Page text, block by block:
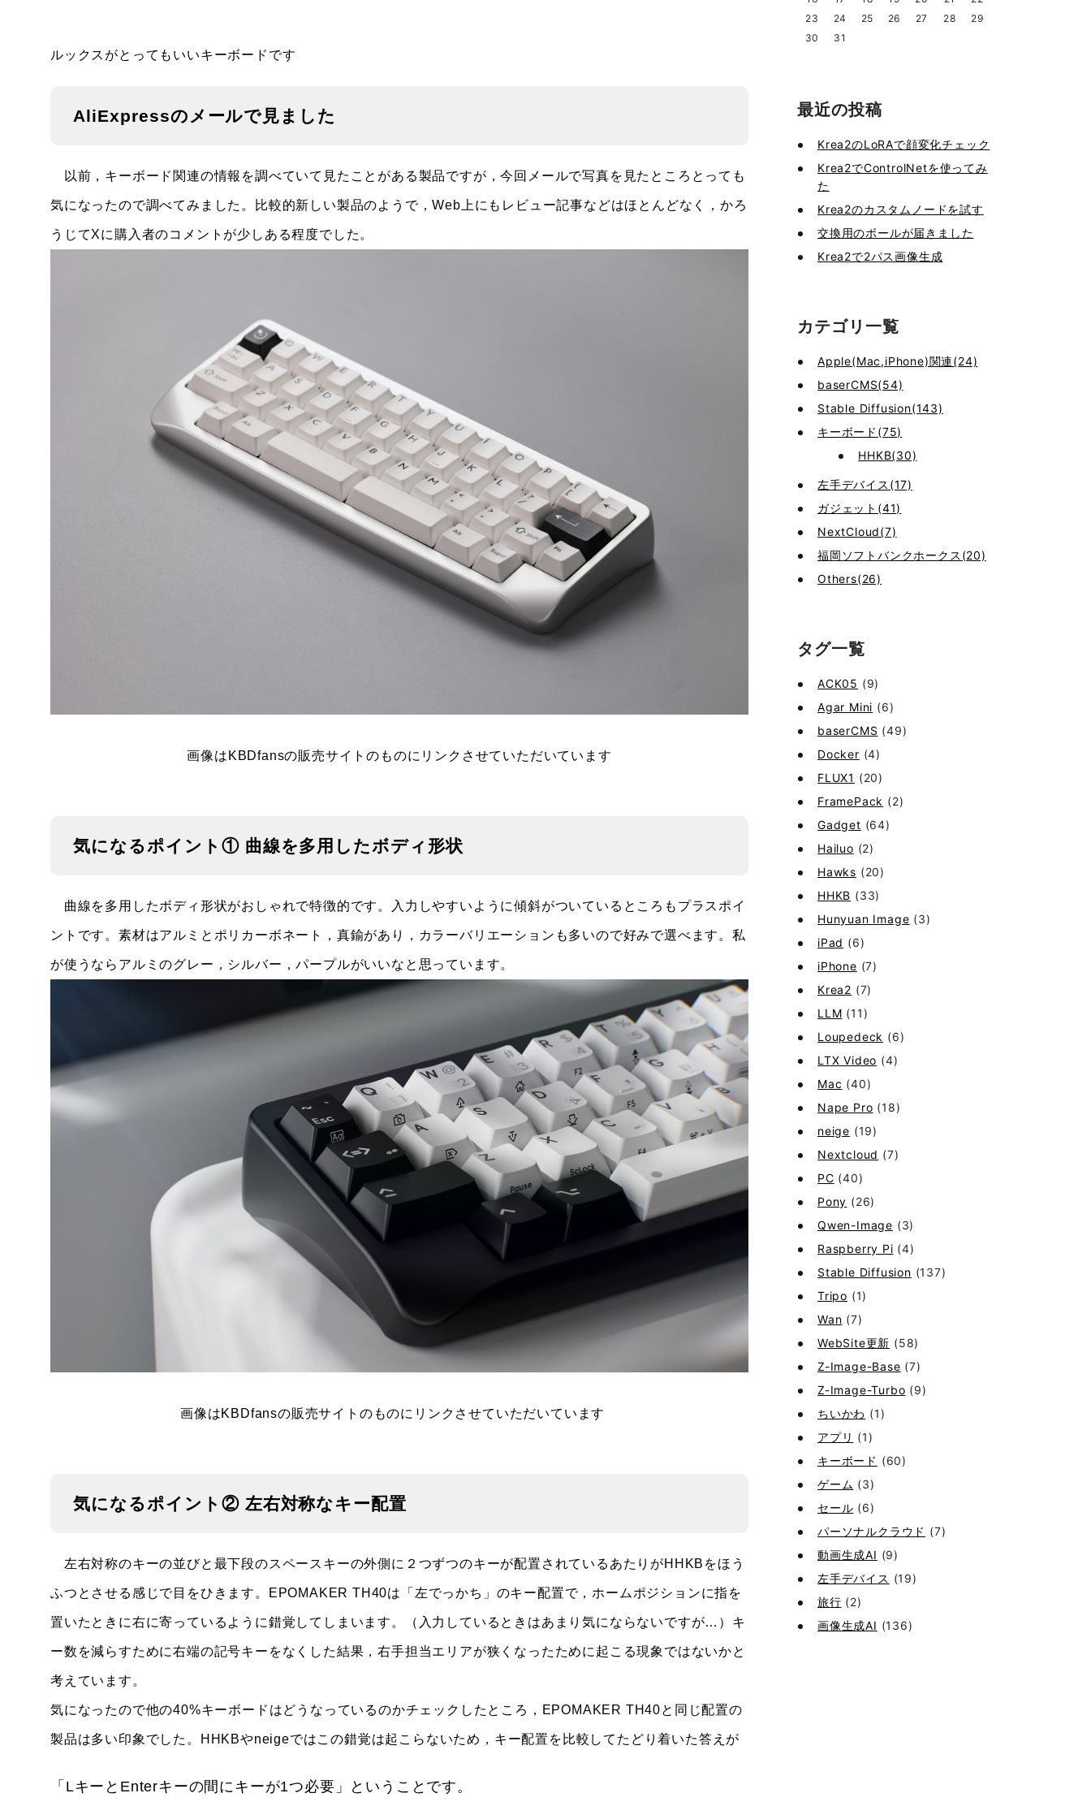
ルックスがとってもいいキーボードです
AliExpressのメールで見ました
以前，キーボード関連の情報を調べていて見たことがある製品ですが，今回メールで写真を見たところとっても
気になったので調べてみました。比較的新しい製品のようで，Web上にもレビュー記事などはほとんどなく，かろ
うじてXに購入者のコメントが少しある程度でした。
画像はKBDfansの販売サイトのものにリンクさせていただいています
気になるポイント① 曲線を多用したボディ形状
曲線を多用したボディ形状がおしゃれで特徴的です。入力しやすいように傾斜がついているところもプラスポイ
ントです。素材はアルミとポリカーボネート，真鍮があり，カラーバリエーションも多いので好みで選べます。私
が使うならアルミのグレー，シルバー，パープルがいいなと思っています。
画像はKBDfansの販売サイトのものにリンクさせていただいています
気になるポイント② 左右対称なキー配置
左右対称のキーの並びと最下段のスペースキーの外側に２つずつのキーが配置されているあたりがHHKBをほう
ふつとさせる感じで目をひきます。EPOMAKER TH40は「左でっかち」のキー配置で，ホームポジションに指を
置いたときに右に寄っているように錯覚してしまいます。（入力しているときはあまり気にならないですが…）キ
ー数を減らすために右端の記号キーをなくした結果，右手担当エリアが狭くなったために起こる現象ではないかと
考えています。
気になったので他の40%キーボードはどうなっているのかチェックしたところ，EPOMAKER TH40と同じ配置の
製品は多い印象でした。HHKBやneigeではこの錯覚は起こらないため，キー配置を比較してたどり着いた答えが
「LキーとEnterキーの間にキーが1つ必要」ということです。
23
24 25 26 27 28
29
30
31
最近の投稿
Krea2のLoRAで顔変化チェック
Krea2でControlNetを使ってみ
た
Krea2のカスタムノードを試す
交換用のボールが届きました
Krea2で2パス画像生成
カテゴリ一覧
Apple(Mac,iPhone)関連(24)
baserCMS(54)
Stable Diffusion(143)
キーボード(75)
HHKB(30)
左手デバイス(17)
ガジェット(41)
NextCloud(7)
福岡ソフトバンクホークス(20)
Others(26)
タグ一覧
ACK05 (9)
Agar Mini (6)
baserCMS (49)
Docker (4)
FLUX1 (20)
FramePack (2)
Gadget (64)
Hailuo (2)
Hawks (20)
HHKB (33)
Hunyuan Image (3)
iPad (6)
iPhone (7)
Krea2 (7)
LLM (11)
Loupedeck (6)
LTX Video (4)
Mac (40)
Nape Pro (18)
neige (19)
Nextcloud (7)
PC (40)
Pony (26)
Qwen-Image (3)
Raspberry Pi (4)
Stable Diffusion (137)
Tripo (1)
Wan (7)
WebSite更新 (58)
Z-Image-Base (7)
Z-Image-Turbo (9)
ちいかわ (1)
アプリ (1)
キーボード (60)
ゲーム (3)
セール (6)
パーソナルクラウド (7)
動画生成AI (9)
左手デバイス (19)
旅行 (2)
画像生成AI (136)